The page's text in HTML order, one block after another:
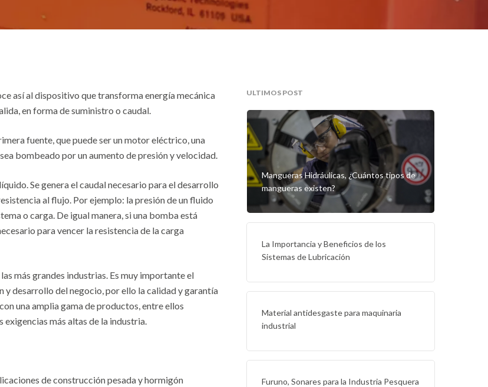
así al dispositivo que transforma energía mecánica
en forma de suministro o caudal.
fuente, que puede ser un motor eléctrico, una
bombeado por un aumento de presión y velocidad.
Se genera el caudal necesario para el desarrollo
al flujo. Por ejemplo: la presión de un fluido
o carga. De igual manera, si una bomba está
para vencer la resistencia de la carga
más grandes industrias. Es muy importante el
desarrollo del negocio, por ello la calidad y garantía
una amplia gama de productos, entre ellos
más altas de la industria.
de construcción pesada y hormigón
ULTIMOS POST
Mangueras Hidráulicas, ¿Cuántos tipos de
mangueras existen?
La Importancia y Beneficios de los
Sistemas de Lubricación
Material antidesgaste para maquinaria
industrial
Furuno, Sonares para la Industria Pesquera